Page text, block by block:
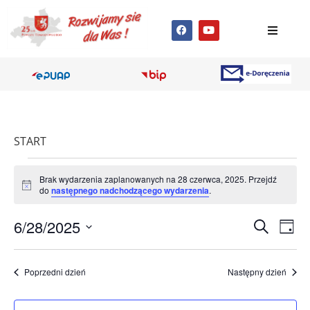
START
Powiadomienie
Brak wydarzenia zaplanowanych na 28 czerwca, 2025. Przejdź
do następnego nadchodzącego wydarzenia.
po
SzukajDzień
6/28/2025
datę.
Poprzedni dzień Następny dzień